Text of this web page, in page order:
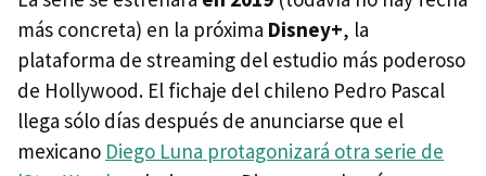
más concreta) en la próxima Disney+, la
plataforma de streaming del estudio más poderoso
de Hollywood. El fichaje del chileno Pedro Pascal
llega sólo días después de anunciarse que el
mexicano Diego Luna protagonizará otra serie de